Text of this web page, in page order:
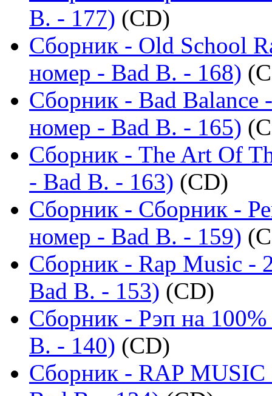
B. - 177) (CD)
Сборник - Old School
номер - Bad B. - 168)
Сборник - Bad Balance
номер - Bad B. - 165)
Сборник - The Art Of
- Bad B. - 163) (CD)
Сборник - Сборник -
номер - Bad B. - 159)
Сборник - Rap Music -
Bad B. - 153) (CD)
Сборник - Рэп на
B. - 140) (CD)
Сборник - RAP